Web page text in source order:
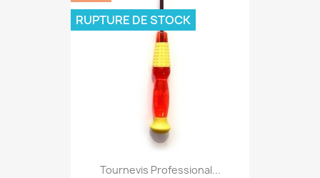
Tournevis Professional...
RUPTURE DE STOCK